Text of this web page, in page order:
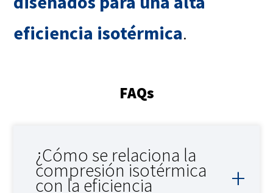
eficiencia isotérmica.
FAQs
¿Cómo se relaciona la
compresión isotérmica
con la eficiencia